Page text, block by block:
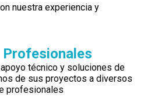
nuestra experiencia y
Profesionales
técnico y soluciones de
de sus proyectos a diversos
profesionales